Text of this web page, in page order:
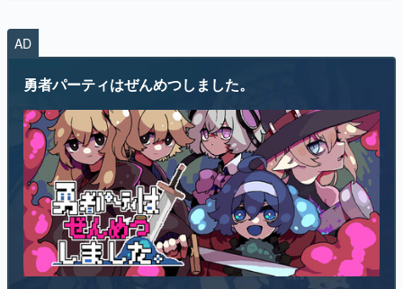
AD
勇者パーティはぜんめつしました。